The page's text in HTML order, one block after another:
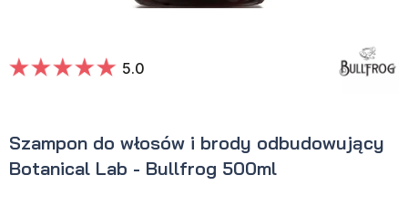
Szampon do włosów i brody odbudowujący
Botanical Lab - Bullfrog 500ml
5.0